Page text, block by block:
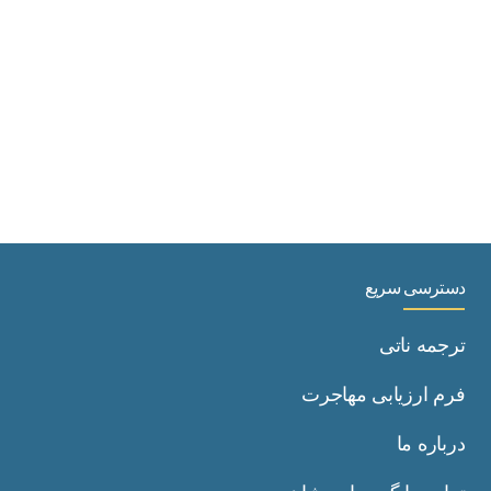
دسترسی سریع
ترجمه ناتی
فرم ارزیابی مهاجرت
درباره ما